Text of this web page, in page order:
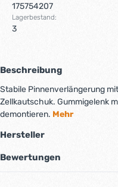
175754207
Lagerbestand:
3
Beschreibung
Stabile Pinnenverlängerung
Zellkautschuk. Gummigelenk
demontieren. Mehr
Hersteller
Bewertungen